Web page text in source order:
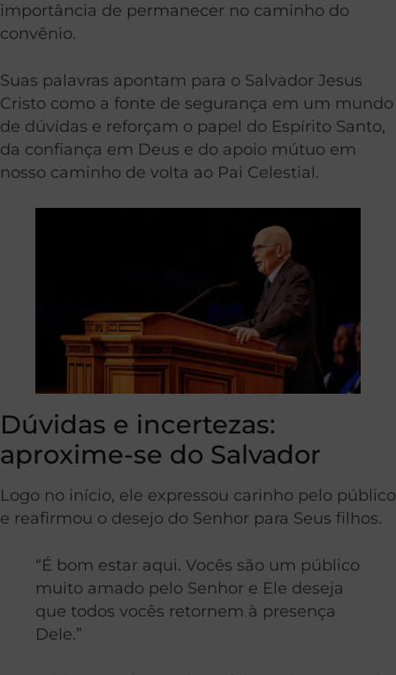
importância de permanecer no caminho do
convênio.
Suas palavras apontam para o Salvador Jesus
Cristo como a fonte de segurança em um mundo
de dúvidas e reforçam o papel do Espírito Santo,
da confiança em Deus e do apoio mútuo em
nosso caminho de volta ao Pai Celestial.
Dúvidas e incertezas:
aproxime-se do Salvador
Logo no início, ele expressou carinho pelo público
e reafirmou o desejo do Senhor para Seus filhos.
“É bom estar aqui. Vocês são um público
muito amado pelo Senhor e Ele deseja
que todos vocês retornem à presença
Dele.”